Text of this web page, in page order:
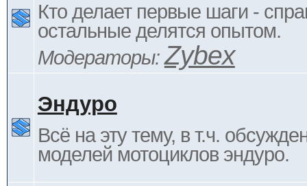
Кто делает первые шаги -
остальные делятся опытом.
Модераторы:Zybex
Эндуро
Всё на эту тему, в т.ч.
моделей мотоциклов эндуро.